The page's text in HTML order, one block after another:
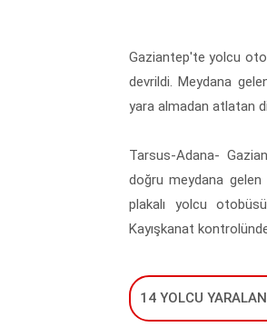
Gaziantep'te yolcu
devrildi. Meydana
yara almadan atlatan
Tarsus-Adana-
doğru meydana gelen
plakalı yolcu
Kayışkanat
14 YOLCU